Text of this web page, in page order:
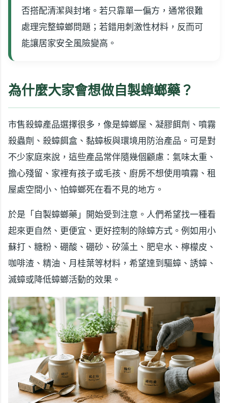
否搭配清潔與封堵。若只靠單一偏方，通常很難
處理完整蟑螂問題；若錯用刺激性材料，反而可
能讓居家安全風險變高。
為什麼大家會想做自製蟑螂藥？
市售殺蟑產品選擇很多，像是蟑螂屋、凝膠餌劑、噴霧
殺蟲劑、殺蟑餌盒、黏蟑板與環境用防治產品。可是對
不少家庭來說，這些產品常伴隨幾個顧慮：氣味太重、
擔心殘留、家裡有孩子或毛孩、廚房不想使用噴霧、租
屋處空間小、怕蟑螂死在看不見的地方。
於是「自製蟑螂藥」開始受到注意。人們希望找一種看
起來更自然、更便宜、更好控制的除蟑方式。例如用小
蘇打、糖粉、硼酸、硼砂、矽藻土、肥皂水、檸檬皮、
咖啡渣、精油、月桂葉等材料，希望達到驅蟑、誘蟑、
滅蟑或降低蟑螂活動的效果。